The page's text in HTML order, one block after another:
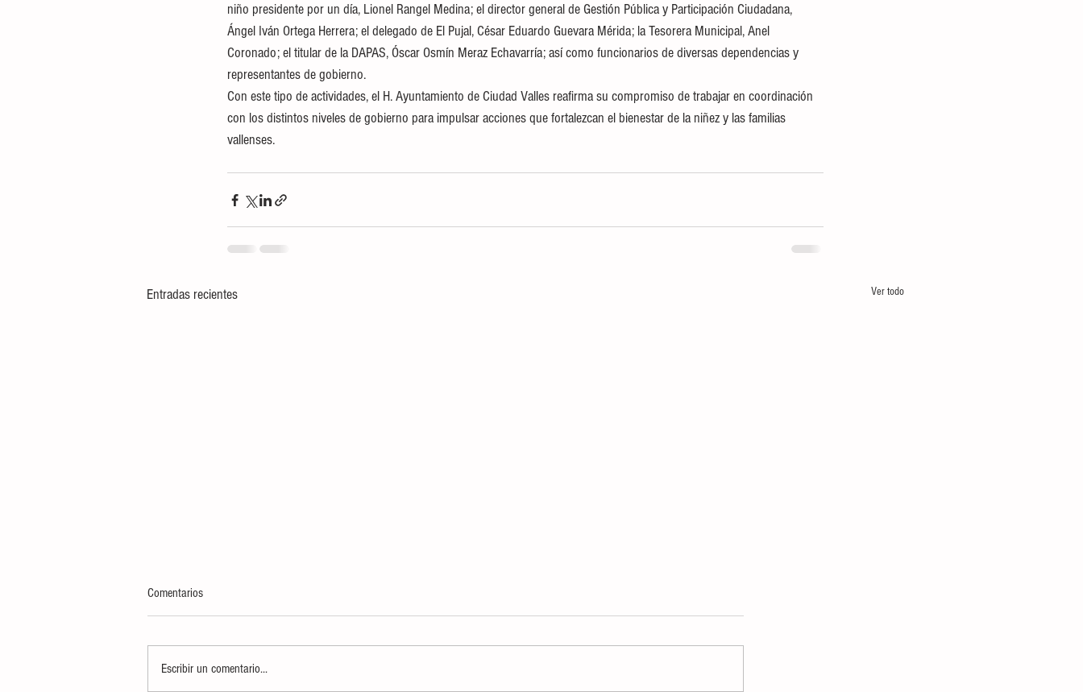
niño presidente por un día, Lionel Rangel Medina; el director general de Gestión Pública y Participación Ciudadana,
Ángel Iván Ortega Herrera; el delegado de El Pujal, César Eduardo Guevara Mérida; la Tesorera Municipal, Anel
Coronado; el titular de la DAPAS, Óscar Osmín Meraz Echavarría; así como funcionarios de diversas dependencias y
representantes de gobierno.
Con este tipo de actividades, el H. Ayuntamiento de Ciudad Valles reafirma su compromiso de trabajar en coordinación
con los distintos niveles de gobierno para impulsar acciones que fortalezcan el bienestar de la niñez y las familias
vallenses.
Entradas recientes Ver todo
Comentarios
Escribir un comentario...